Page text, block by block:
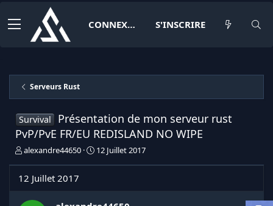
CONNEXION S'INSCRIRE
Serveurs Rust
Survival
Présentation de mon serveur rust
PvP/PvE FR/EU REDISLAND NO WIPE
I
t
alexandre44650
D12 Juillet 2017
12 Juillet 2017